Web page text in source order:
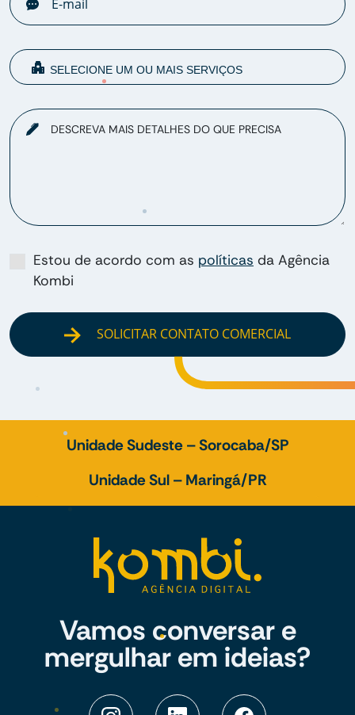
DESCREVA MAIS DETALHES DO QUE PRECISA
Estou de acordo com as políticas da Agência
Kombi
SOLICITAR CONTATO COMERCIAL
Unidade Sudeste – Sorocaba/SP
Unidade Sul – Maringá/PR
Vamos conversar e
mergulhar em ideias?